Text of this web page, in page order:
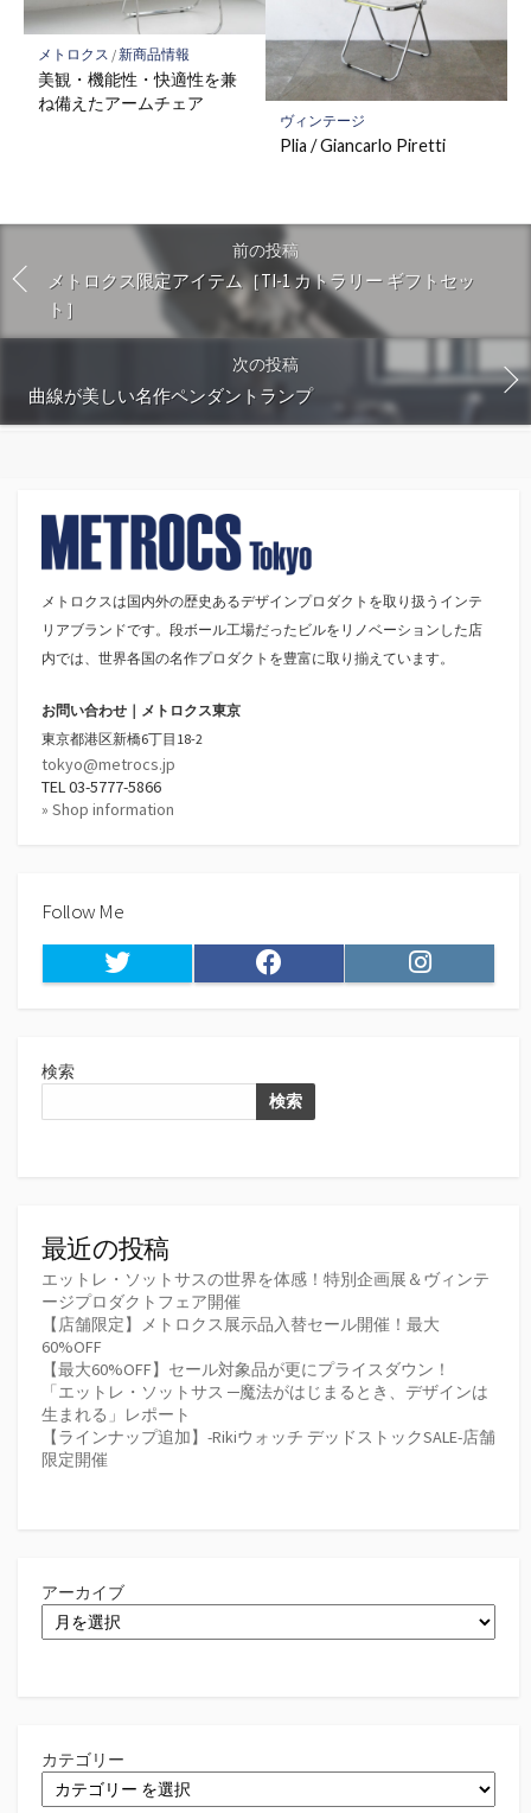
メトロクス /新商品情報
美観・機能性・快適性を兼
ね備えたアームチェア
ヴィンテージ
Plia / Giancarlo Piretti
前の投稿
メトロクス限定アイテム［TI-1 カトラリー ギフトセッ
ト］
次の投稿
曲線が美しい名作ペンダントランプ
メトロクスは国内外の歴史あるデザインプロダクトを取り扱うインテ
リアブランドです。段ボール工場だったビルをリノベーションした店
内では、世界各国の名作プロダクトを豊富に取り揃えています。
お問い合わせ｜メトロクス東京
東京都港区新橋6丁目18-2
tokyo@metrocs.jp
TEL 03-5777-5866
» Shop information
Follow Me
Twitter Facebook Instagram
検索
検索
最近の投稿
エットレ・ソットサスの世界を体感！特別企画展＆ヴィンテ
ージプロダクトフェア開催
【店舗限定】メトロクス展示品入替セール開催！最大
60%OFF
【最大60%OFF】セール対象品が更にプライスダウン！
「エットレ・ソットサス ─魔法がはじまるとき、デザインは
生まれる」レポート
【ラインナップ追加】-Rikiウォッチ デッドストックSALE-店舗
限定開催
アーカイブ
カテゴリー